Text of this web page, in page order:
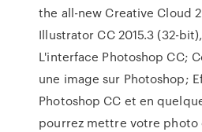
the all-new Creative Cloud
Illustrator CC 2015.3 (32-
L'interface Photoshop CC;
une image sur Photoshop;
Photoshop CC et en
pourrez mettre votre photo